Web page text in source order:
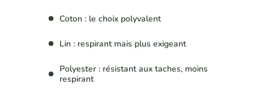
Coton : le choix polyvalent
Lin : respirant mais plus exigeant
Polyester : résistant aux taches, moins
respirant